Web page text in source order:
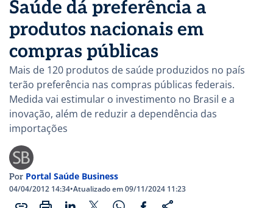
Saúde dá preferência a
produtos nacionais em
compras públicas
Mais de 120 produtos de saúde produzidos no país
terão preferência nas compras públicas federais.
Medida vai estimular o investimento no Brasil e a
inovação, além de reduzir a dependência das
importações
Por Portal Saúde Business
04/04/2012 14:34•Atualizado em 09/11/2024 11:23